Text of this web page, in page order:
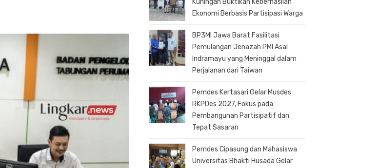
Kuningan Buktikan Keberhasilan
Ekonomi Berbasis Partisipasi Warga
BP3MI Jawa Barat Fasilitasi
Pemulangan Jenazah PMI Asal
Indramayu yang Meninggal dalam
Perjalanan dari Taiwan
Pemdes Kertasari Gelar Musdes
RKPDes 2027, Fokus pada
Pembangunan Partisipatif dan
Tepat Sasaran
Pemdes Cipasung dan Mahasiswa
Universitas Bhakti Husada Gelar